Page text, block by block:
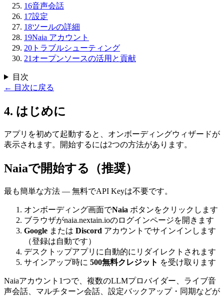
16音声会話
17設定
18ツールの詳細
19Naia アカウント
20 トラブルシューティング
21 オープンソースの活用と貢献
目次
← 目次に戻る
4. はじめに
アプリを初めて起動すると、オンボーディングウィザードが
表示されます。開始するには2つの方法があります。
Naiaで開始する（推奨）
最も簡単な方法 — 無料でAPI Keyは不要です。
オンボーディング画面でNaia ボタンをクリックします
ブラウザがnaia.nextain.ioのログインページを開きます
Google または Discord アカウントでサインインします
（登録は自動です）
デスクトップアプリに自動的にリダイレクトされます
サインアップ時に 500無料クレジット を受け取ります
Naiaアカウント1つで、複数のLLMプロバイダー、ライブ音
声会話、マルチターン会話、設定バックアップ・同期などが